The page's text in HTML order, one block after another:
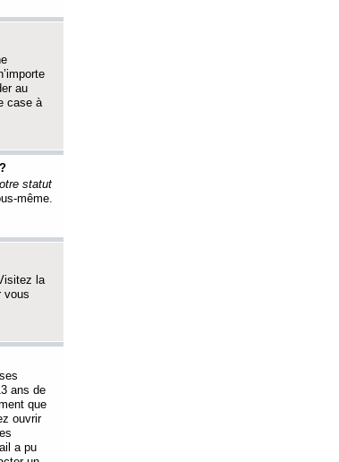
au
case à
statut
même.
la
vous
ans de
que
ouvrir
a pu